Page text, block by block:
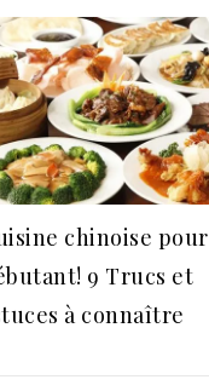
chinoise pour
9 Trucs et
à connaître